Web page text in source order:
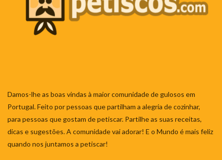
Damos-lhe as boas vindas à maior comunidade de gulosos em
Portugal. Feito por pessoas que partilham a alegria de cozinhar,
para pessoas que gostam de petiscar. Partilhe as suas receitas,
dicas e sugestões. A comunidade vai adorar! E o Mundo é mais feliz
quando nos juntamos a petiscar!